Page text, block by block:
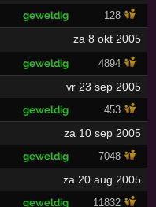
geweldig 128
za 8 okt 2005
geweldig 4894
vr 23 sep 2005
geweldig 453
za 10 sep 2005
geweldig 7048
za 20 aug 2005
geweldig 11832